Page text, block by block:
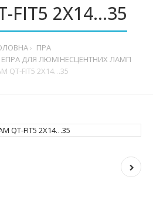
FIT5 2X14…35
ПРА
ЕПРА ДЛЯ ЛЮМІНЕСЦЕНТНИХ ЛАМП
QT-FIT5 2X14…35